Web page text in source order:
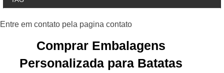
Comprar Embalagens
Personalizada para Batatas